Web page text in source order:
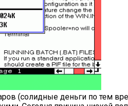
(солидные деньги по тем